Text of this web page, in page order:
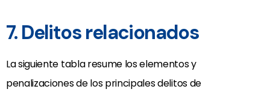
7. Delitos relacionados
La siguiente tabla resume los elementos y
penalizaciones de los principales delitos de